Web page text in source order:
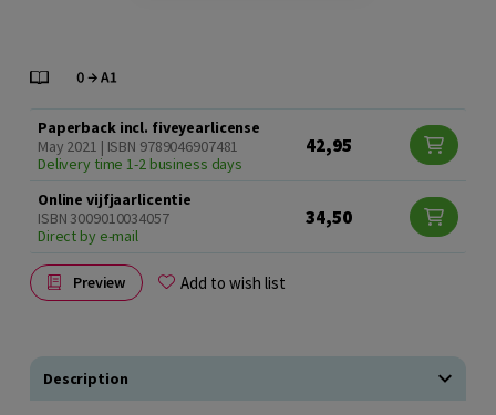
Paperback incl. fiveyearlicense
May 2021 | ISBN 9789046907481
Delivery time 1-2 business days
42,95
Online vijfjaarlicentie
ISBN 3009010034057
Direct by e-mail
34,50
Preview Add to wish list
Description